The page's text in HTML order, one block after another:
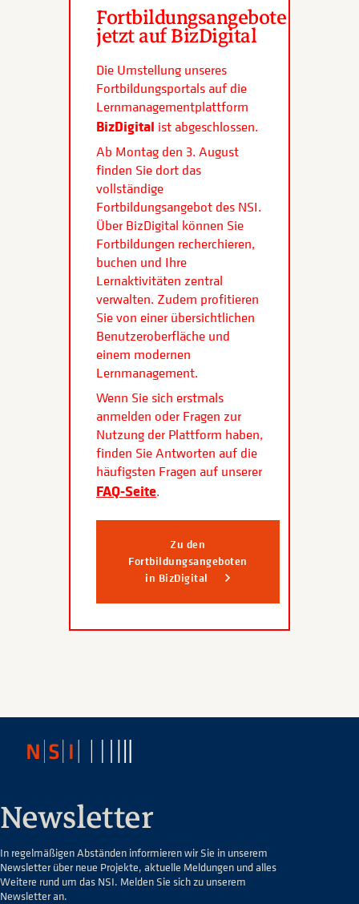
Fortbildungsangebote
jetzt auf BizDigital
Die Umstellung unseres
Fortbildungsportals auf die
Lernmanagementplattform
BizDigital ist abgeschlossen.
Ab Montag den 3. August
finden Sie dort das
vollständige
Fortbildungsangebot des NSI.
Über BizDigital können Sie
Fortbildungen recherchieren,
buchen und Ihre
Lernaktivitäten zentral
verwalten. Zudem profitieren
Sie von einer übersichtlichen
Benutzeroberfläche und
einem modernen
Lernmanagement.
Wenn Sie sich erstmals
anmelden oder Fragen zur
Nutzung der Plattform haben,
finden Sie Antworten auf die
häufigsten Fragen auf unserer
FAQ-Seite.
Zu den
Fortbildungsangeboten
in BizDigital
Newsletter
In regelmäßigen Abständen informieren wir Sie in unserem
Newsletter über neue Projekte, aktuelle Meldungen und alles
Weitere rund um das NSI. Melden Sie sich zu unserem
Newsletter an.